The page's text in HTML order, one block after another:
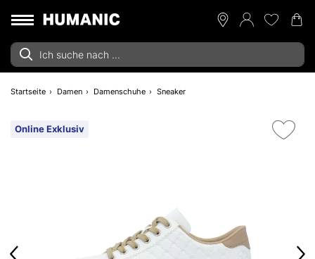
Startseite Damen Damenschuhe Sneaker
Online Exklusiv